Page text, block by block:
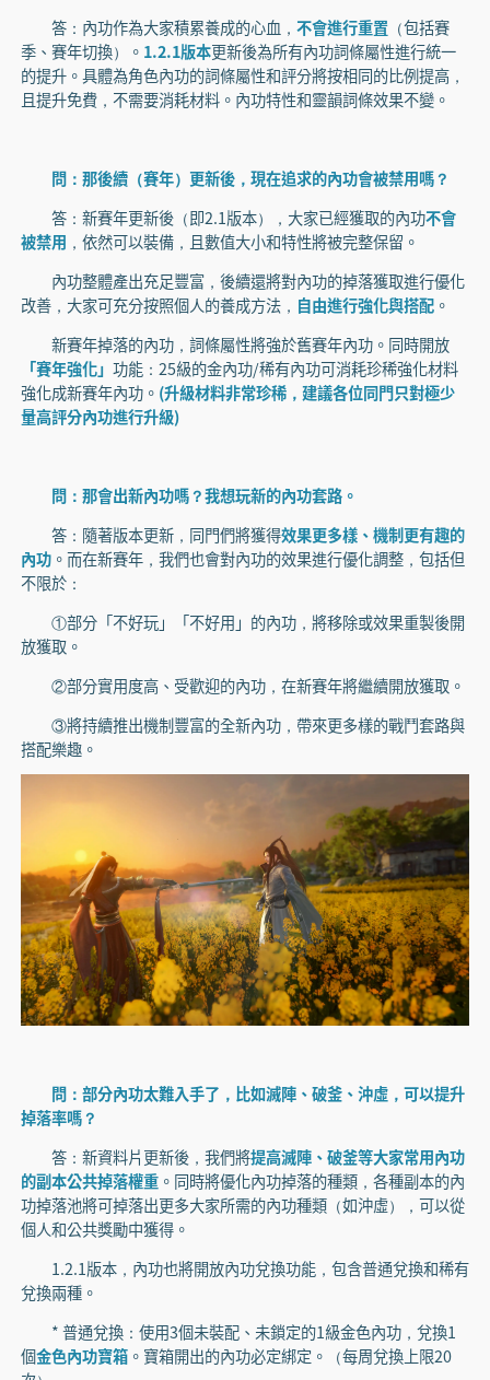
答：內功作為大家積累養成的心血， 不會進行重置（包括賽
季、賽年切換）。 1.2.1版本更新後為所有內功詞條屬性進行統一
的提升。具體為角色內功的詞條屬性和評分將按相同的比例提高，
且提升免費，不需要消耗材料。內功特性和靈韻詞條效果不變。
問：那後續（賽年）更新後，現在追求的內功會被禁用嗎？
答：新賽年更新後（即2.1版本），大家已經獲取的內功不會
被禁用 ，依然可以裝備，且數值大小和特性將被完整保留。
內功整體產出充足豐富，後續還將對內功的掉落獲取進行優化
改善，大家可充分按照個人的養成方法， 自由進行強化與搭配。
新賽年掉落的內功，詞條屬性將強於舊賽年內功。同時開放
「賽年強化」 功能：25級的金內功/稀有內功可消耗珍稀強化材料
強化成新賽年內功。 (升級材料非常珍稀，建議各位同門只對極少
量高評分內功進行升級)
問：那會出新內功嗎？我想玩新的內功套路。
答：隨著版本更新，同門們將獲得效果更多樣、機制更有趣的
內功。而在新賽年，我們也會對內功的效果進行優化調整，包括但
不限於：
①部分「不好玩」「不好用」的內功，將移除或效果重製後開
放獲取。
②部分實用度高、受歡迎的內功，在新賽年將繼續開放獲取。
③將持續推出機制豐富的全新內功，帶來更多樣的戰鬥套路與
搭配樂趣。
問：部分內功太難入手了，比如滅陣、破釜、沖虛，可以提升
掉落率嗎？
答：新資料片更新後，我們將提高滅陣、破釜等大家常用內功
的副本公共掉落權重。同時將優化內功掉落的種類，各種副本的內
功掉落池將可掉落出更多大家所需的內功種類（如沖虛），可以從
個人和公共獎勵中獲得。
1.2.1版本，內功也將開放內功兌換功能，包含普通兌換和稀有
兌換兩種。
* 普通兌換：使用3個未裝配、未鎖定的1級金色內功，兌換1
個金色內功寶箱。寶箱開出的內功必定綁定。（每周兌換上限20